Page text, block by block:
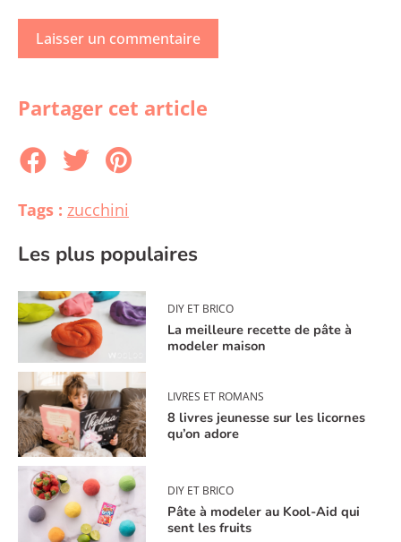
Partager cet article
Tags : zucchini
Les plus populaires
DIY ET BRICO
La meilleure recette de pâte à
modeler maison
LIVRES ET ROMANS
8 livres jeunesse sur les licornes
qu’on adore
DIY ET BRICO
Pâte à modeler au Kool-Aid qui
sent les fruits